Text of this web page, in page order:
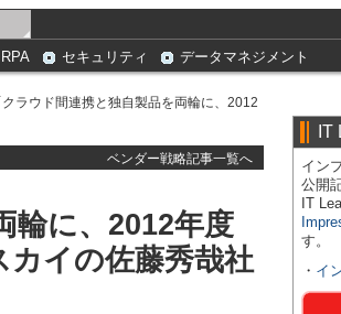
RPA セキュリティ データマネジメント
クラウド間連携と独自製品を両輪に、2012
ベンダー戦略記事一覧へ
輪に、2012年度
イの佐藤秀哉社
IT
イン
公開
IT
す。
・ イ